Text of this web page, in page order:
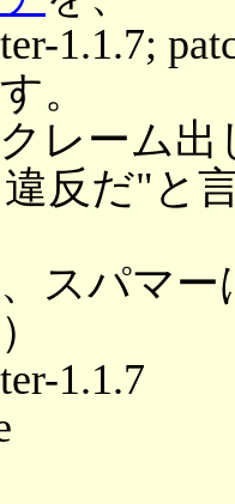
1.1.7;
。
クレーム
違反だ"と
スパマー
1.1.7